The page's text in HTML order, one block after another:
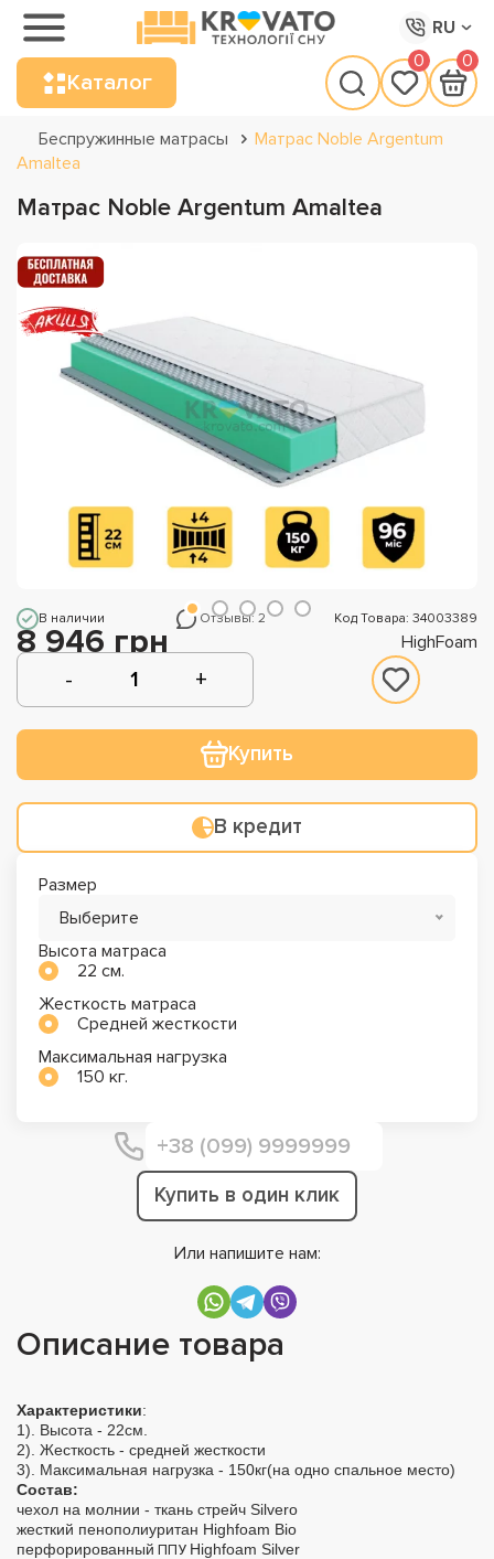
RU
Каталог
0 0
Беспружинные матрасы
Матрас Noble Argentum
Amaltea
Матрас Noble Argentum Amaltea
В наличии Отзывы: 2 Код Товара: 34003389
8 946 грн HighFoam
Купить
В кредит
Размер
Выберите
Высота матраса
22 см.
Жесткость матраса
Средней жесткости
Максимальная нагрузка
150 кг.
Купить в один клик
Или напишите нам:
Описание товара
Характеристики:
1). Высота - 22см.
2). Жесткость - средней жесткости
3). Максимальная нагрузка - 150кг(на одно спальное место)
Cостав:
чехол на молнии - ткань стрейч Silvero
жесткий пенополиуритан Highfoam Bio
перфорированный ППУ Highfoam Silver